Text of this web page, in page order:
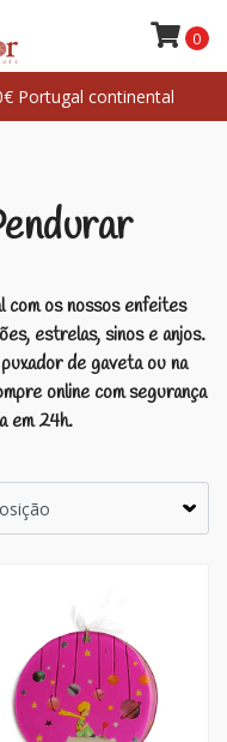
Portugal continental
0
com os nossos enfeites
estrelas, sinos e anjos.
de gaveta ou na
online com segurança
em 24h.